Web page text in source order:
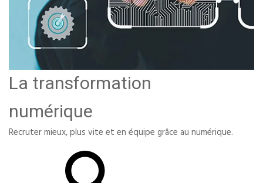
La transformation
numérique
Recruter mieux, plus vite et en équipe grâce au numérique.